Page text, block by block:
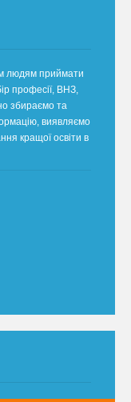
людям приймати
професії, ВНЗ,
збираємо та
виявляємо
кращої освіти в